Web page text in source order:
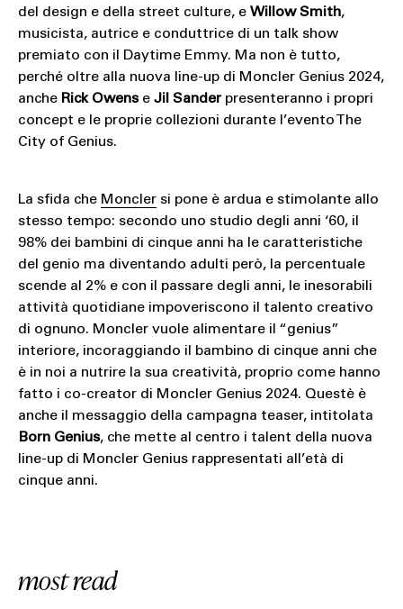
del design e della street culture, e Willow Smith,
musicista, autrice e conduttrice di un talk show
premiato con il Daytime Emmy. Ma non è tutto,
perché oltre alla nuova line-up di Moncler Genius 2024,
anche Rick Owense Jil Sanderpresenteranno i propri
concept e le proprie collezioni durante l’evento The
City of Genius.
La sfida che Monclersi pone è ardua e stimolante allo
stesso tempo: secondo uno studio degli anni ‘60, il
98% dei bambini di cinque anni ha le caratteristiche
del genio ma diventando adulti però, la percentuale
scende al 2% e con il passare degli anni, le inesorabili
attività quotidiane impoveriscono il talento creativo
di ognuno. Moncler vuole alimentare il “genius”
interiore, incoraggiando il bambino di cinque anni che
è in noi a nutrire la sua creatività, proprio come hanno
fatto i co-creator di Moncler Genius 2024. Questè è
anche il messaggio della campagna teaser, intitolata
Born Genius, che mette al centro i talent della nuova
line-up di Moncler Genius rappresentati all’età di
cinque anni.
most read